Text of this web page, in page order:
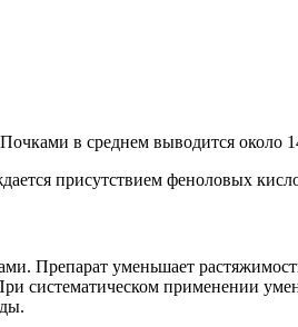
в среднем выводится около
присутствием феноловых
Препарат уменьшает
систематическом применении